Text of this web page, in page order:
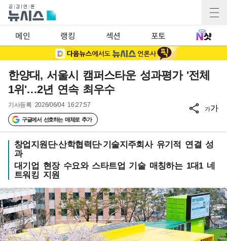
메인 랭킹 섹션 포토
한양대, 서울시 캠퍼스타운 성과평가 '전체
1위'…2년 연속 최우수
기사등록 2026/06/04 16:27:57
구글에서 선호하는 매체로 추가
가가
창업지원단·산학협력단·기술지주회사 유기적 연결 성
과
대기업 현장 수요와 스타트업 기술 매칭하는 1대1 네
트워킹 지원